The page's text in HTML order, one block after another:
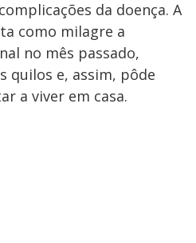
da doença. A
como milagre a
no mês passado,
quilos e, assim, pôde
a viver em casa.